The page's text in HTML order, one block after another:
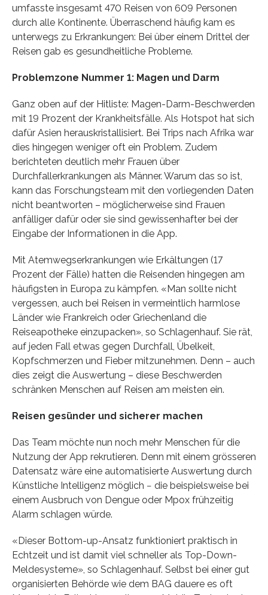
umfasste insgesamt 470 Reisen von 609 Personen
durch alle Kontinente. Überraschend häufig kam es
unterwegs zu Erkrankungen: Bei über einem Drittel der
Reisen gab es gesundheitliche Probleme.
Problemzone Nummer 1: Magen und Darm
Ganz oben auf der Hitliste: Magen-Darm-Beschwerden
mit 19 Prozent der Krankheitsfälle. Als Hotspot hat sich
dafür Asien herauskristallisiert. Bei Trips nach Afrika war
dies hingegen weniger oft ein Problem. Zudem
berichteten deutlich mehr Frauen über
Durchfallerkrankungen als Männer. Warum das so ist,
kann das Forschungsteam mit den vorliegenden Daten
nicht beantworten – möglicherweise sind Frauen
anfälliger dafür oder sie sind gewissenhafter bei der
Eingabe der Informationen in die App.
Mit Atemwegserkrankungen wie Erkältungen (17
Prozent der Fälle) hatten die Reisenden hingegen am
häufigsten in Europa zu kämpfen. «Man sollte nicht
vergessen, auch bei Reisen in vermeintlich harmlose
Länder wie Frankreich oder Griechenland die
Reiseapotheke einzupacken», so Schlagenhauf. Sie rät,
auf jeden Fall etwas gegen Durchfall, Übelkeit,
Kopfschmerzen und Fieber mitzunehmen. Denn – auch
dies zeigt die Auswertung – diese Beschwerden
schränken Menschen auf Reisen am meisten ein.
Reisen gesünder und sicherer machen
Das Team möchte nun noch mehr Menschen für die
Nutzung der App rekrutieren. Denn mit einem grösseren
Datensatz wäre eine automatisierte Auswertung durch
Künstliche Intelligenz möglich − die beispielsweise bei
einem Ausbruch von Dengue oder Mpox frühzeitig
Alarm schlagen würde.
«Dieser Bottom-up-Ansatz funktioniert praktisch in
Echtzeit und ist damit viel schneller als Top-Down-
Meldesysteme», so Schlagenhauf. Selbst bei einer gut
organisierten Behörde wie dem BAG dauere es oft